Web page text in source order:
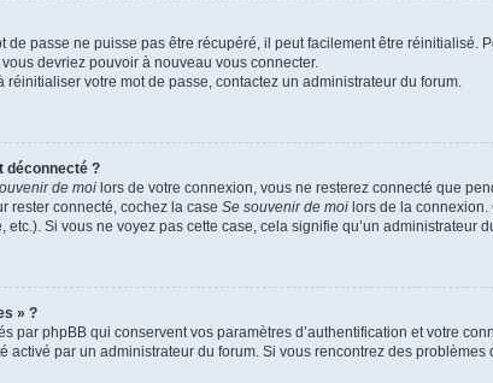
de passe ne puisse pas être récupéré, il peut facilement être
devriez pouvoir à nouveau vous connecter.
réinitialiser votre mot de passe, contactez un administrateur du forum.
déconnecté ?
de moi lors de votre connexion, vous ne resterez connecté que
rester connecté, cochez la case Se souvenir de moi lors de la
Si vous ne voyez pas cette case, cela signifie qu’un administrateur
» ?
par phpBB qui conservent vos paramètres d’authentification et votre
activé par un administrateur du forum. Si vous rencontrez des